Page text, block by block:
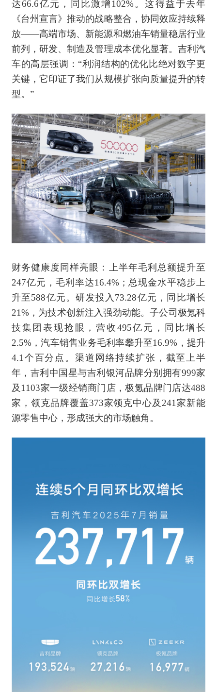
达66.6亿元，同比激增102%。这得益于去年
《台州宣言》推动的战略整合，协同效应持续释
放——高端市场、新能源和燃油车销量稳居行业
前列，研发、制造及管理成本优化显著。吉利汽
车的高层强调：“利润结构的优化比绝对数字更
关键，它印证了我们从规模扩张向质量提升的转
型。”
财务健康度同样亮眼：上半年毛利总额提升至
247亿元，毛利率达16.4%；总现金水平稳步上
升至588亿元。研发投入73.28亿元，同比增长
21%，为技术创新注入强劲动能。子公司极氪科
技集团表现抢眼，营收495亿元，同比增长
2.5%，汽车销售业务毛利率攀升至16.9%，提升
4.1个百分点。渠道网络持续扩张，截至上半
年，吉利中国星与吉利银河品牌分别拥有999家
及1103家一级经销商门店，极氪品牌门店达488
家，领克品牌覆盖373家领克中心及241家新能
源零售中心，形成强大的市场触角。